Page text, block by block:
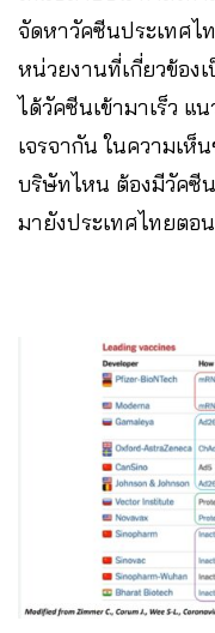
จัดหาวัคซีนประเทศไ
หน่วยงานที่เกี่ยวข้อง
ได้วัคซีนเข้ามาเร็ว แ
เจรจากัน ในความเห็
บริษัทไหน ต้องมีวัคซี
มายังประเทศไทยตอ